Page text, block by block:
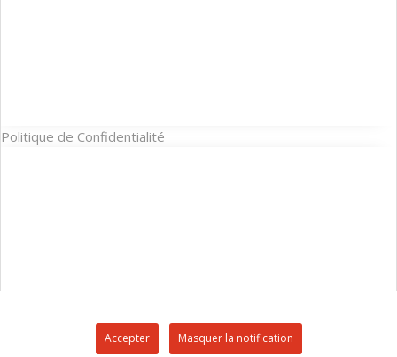
Politique de Confidentialité
Accepter Masquer la notification